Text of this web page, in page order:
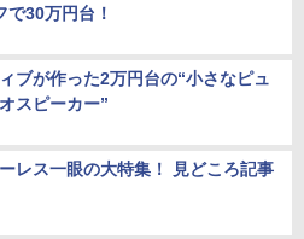
で30万円台！
ブが作った2万円台の“小さなピュ
スピーカー”
レス一眼の大特集！ 見どころ記事